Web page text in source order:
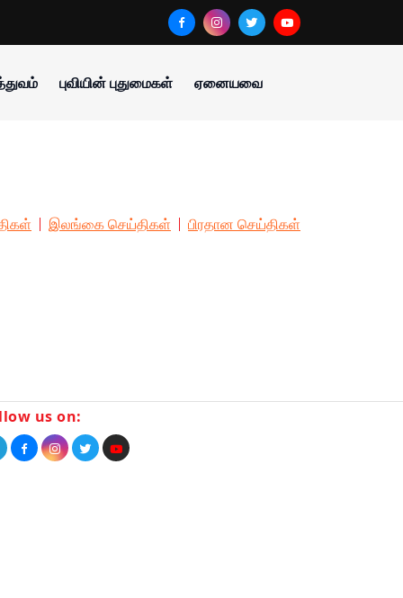
புவியின் புதுமைகள் ஏனையவை
இலங்கை செய்திகள் பிரதான செய்திகள்
us on: